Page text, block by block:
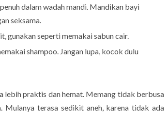
dalam wadah mandi. Mandikan bayi
seksama.
gunakan seperti memakai sabun cair.
shampoo. Jangan lupa, kocok dulu
lebih praktis dan hemat. Memang tidak berbusa
Mulanya terasa sedikit aneh, karena tidak ada